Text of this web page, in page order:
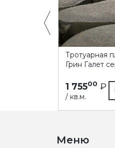
Тротуарная
Грин Галет
1 75500 ₽
/ кв.м.
Меню